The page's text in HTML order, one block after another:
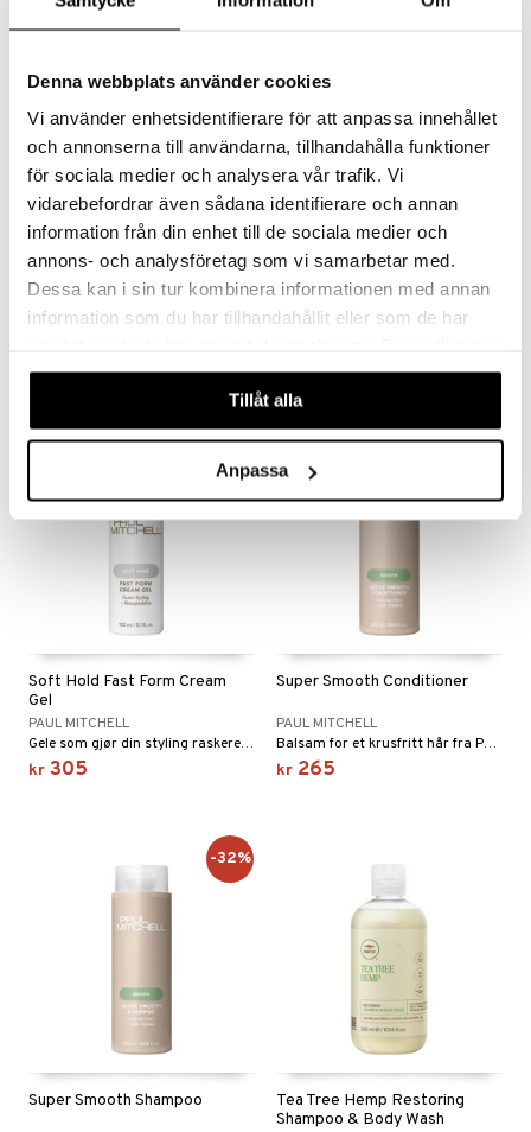
Denna webbplats använder cookies
Vi använder enhetsidentifierare för att anpassa innehållet
och annonserna till användarna, tillhandahålla funktioner
för sociala medier och analysera vår trafik. Vi
vidarebefordrar även sådana identifierare och annan
information från din enhet till de sociala medier och
annons- och analysföretag som vi samarbetar med.
Dessa kan i sin tur kombinera informationen med annan
information som du har tillhandahållit eller som de har
våra cookies vid fortsatt användande av vår webbplats.
Tillåt alla
Anpassa
Platinum Plus Shampoo
Pigmentert fiolett sjampo for middels til mørk blondt og krøllete hår fra Paul Mitchell
Platinum Plus Toning Drops
PAUL MITCHELL
Soft Hold Fast Form Cream
Gel
PAUL MITCHELL
Gele som gjør din styling raskere, en utrolig holdbarhet og sunn glans.
kr 305
Super Smooth Conditioner
PAUL MITCHELL
Balsam for et krusfritt hår fra Paul Mitchell
kr 265
Super Smooth Shampoo
-32%
Tea Tree Hemp Restoring
Shampoo & Body Wash